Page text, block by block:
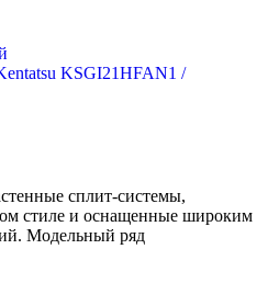
KSGI21HFAN1 /
сплит-системы,
стиле и оснащенные широким
Модельный ряд